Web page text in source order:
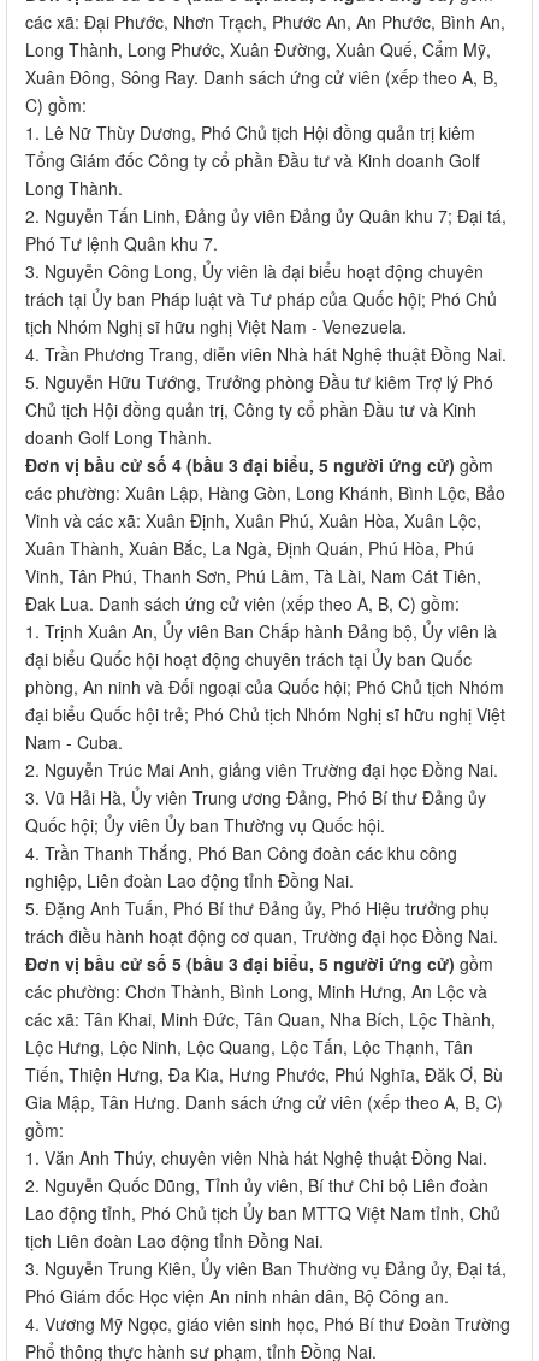
các xã: Đại Phước, Nhơn Trạch, Phước An, An Phước, Bình An,
Long Thành, Long Phước, Xuân Đường, Xuân Quế, Cẩm Mỹ,
Xuân Đông, Sông Ray. Danh sách ứng cử viên (xếp theo A, B,
C) gồm:
1. Lê Nữ Thùy Dương, Phó Chủ tịch Hội đồng quản trị kiêm
Tổng Giám đốc Công ty cổ phần Đầu tư và Kinh doanh Golf
Long Thành.
2. Nguyễn Tấn Linh, Đảng ủy viên Đảng ủy Quân khu 7; Đại tá,
Phó Tư lệnh Quân khu 7.
3. Nguyễn Công Long, Ủy viên là đại biểu hoạt động chuyên
trách tại Ủy ban Pháp luật và Tư pháp của Quốc hội; Phó Chủ
tịch Nhóm Nghị sĩ hữu nghị Việt Nam - Venezuela.
4. Trần Phương Trang, diễn viên Nhà hát Nghệ thuật Đồng Nai.
5. Nguyễn Hữu Tướng, Trưởng phòng Đầu tư kiêm Trợ lý Phó
Chủ tịch Hội đồng quản trị, Công ty cổ phần Đầu tư và Kinh
doanh Golf Long Thành.
Đơn vị bầu cử số 4 (bầu 3 đại biểu, 5 người ứng cử) gồm
các phường: Xuân Lập, Hàng Gòn, Long Khánh, Bình Lộc, Bảo
Vinh và các xã: Xuân Định, Xuân Phú, Xuân Hòa, Xuân Lộc,
Xuân Thành, Xuân Bắc, La Ngà, Định Quán, Phú Hòa, Phú
Vinh, Tân Phú, Thanh Sơn, Phú Lâm, Tà Lài, Nam Cát Tiên,
Đak Lua. Danh sách ứng cử viên (xếp theo A, B, C) gồm:
1. Trịnh Xuân An, Ủy viên Ban Chấp hành Đảng bộ, Ủy viên là
đại biểu Quốc hội hoạt động chuyên trách tại Ủy ban Quốc
phòng, An ninh và Đối ngoại của Quốc hội; Phó Chủ tịch Nhóm
đại biểu Quốc hội trẻ; Phó Chủ tịch Nhóm Nghị sĩ hữu nghị Việt
Nam - Cuba.
2. Nguyễn Trúc Mai Anh, giảng viên Trường đại học Đồng Nai.
3. Vũ Hải Hà, Ủy viên Trung ương Đảng, Phó Bí thư Đảng ủy
Quốc hội; Ủy viên Ủy ban Thường vụ Quốc hội.
4. Trần Thanh Thắng, Phó Ban Công đoàn các khu công
nghiệp, Liên đoàn Lao động tỉnh Đồng Nai.
5. Đặng Anh Tuấn, Phó Bí thư Đảng ủy, Phó Hiệu trưởng phụ
trách điều hành hoạt động cơ quan, Trường đại học Đồng Nai.
Đơn vị bầu cử số 5 (bầu 3 đại biểu, 5 người ứng cử) gồm
các phường: Chơn Thành, Bình Long, Minh Hưng, An Lộc và
các xã: Tân Khai, Minh Đức, Tân Quan, Nha Bích, Lộc Thành,
Lộc Hưng, Lộc Ninh, Lộc Quang, Lộc Tấn, Lộc Thạnh, Tân
Tiến, Thiện Hưng, Đa Kia, Hưng Phước, Phú Nghĩa, Đăk Ơ, Bù
Gia Mập, Tân Hưng. Danh sách ứng cử viên (xếp theo A, B, C)
gồm:
1. Văn Anh Thúy, chuyên viên Nhà hát Nghệ thuật Đồng Nai.
2. Nguyễn Quốc Dũng, Tỉnh ủy viên, Bí thư Chi bộ Liên đoàn
Lao động tỉnh, Phó Chủ tịch Ủy ban MTTQ Việt Nam tỉnh, Chủ
tịch Liên đoàn Lao động tỉnh Đồng Nai.
3. Nguyễn Trung Kiên, Ủy viên Ban Thường vụ Đảng ủy, Đại tá,
Phó Giám đốc Học viện An ninh nhân dân, Bộ Công an.
4. Vương Mỹ Ngọc, giáo viên sinh học, Phó Bí thư Đoàn Trường
Phổ thông thực hành sư phạm, tỉnh Đồng Nai.